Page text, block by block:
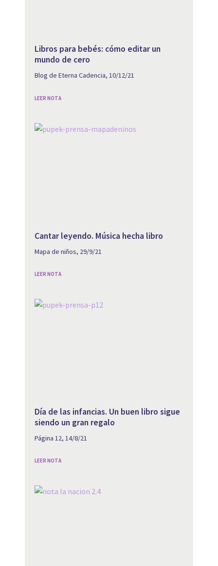
Libros para bebés: cómo editar un
mundo de cero
Blog de Eterna Cadencia, 10/12/21
LEER NOTA
Cantar leyendo. Música hecha libro
Mapa de niños, 29/9/21
LEER NOTA
Día de las infancias. Un buen libro sigue
siendo un gran regalo
Página 12, 14/8/21
LEER NOTA